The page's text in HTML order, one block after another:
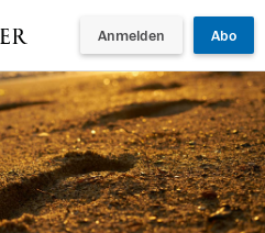
Anmelden Abo